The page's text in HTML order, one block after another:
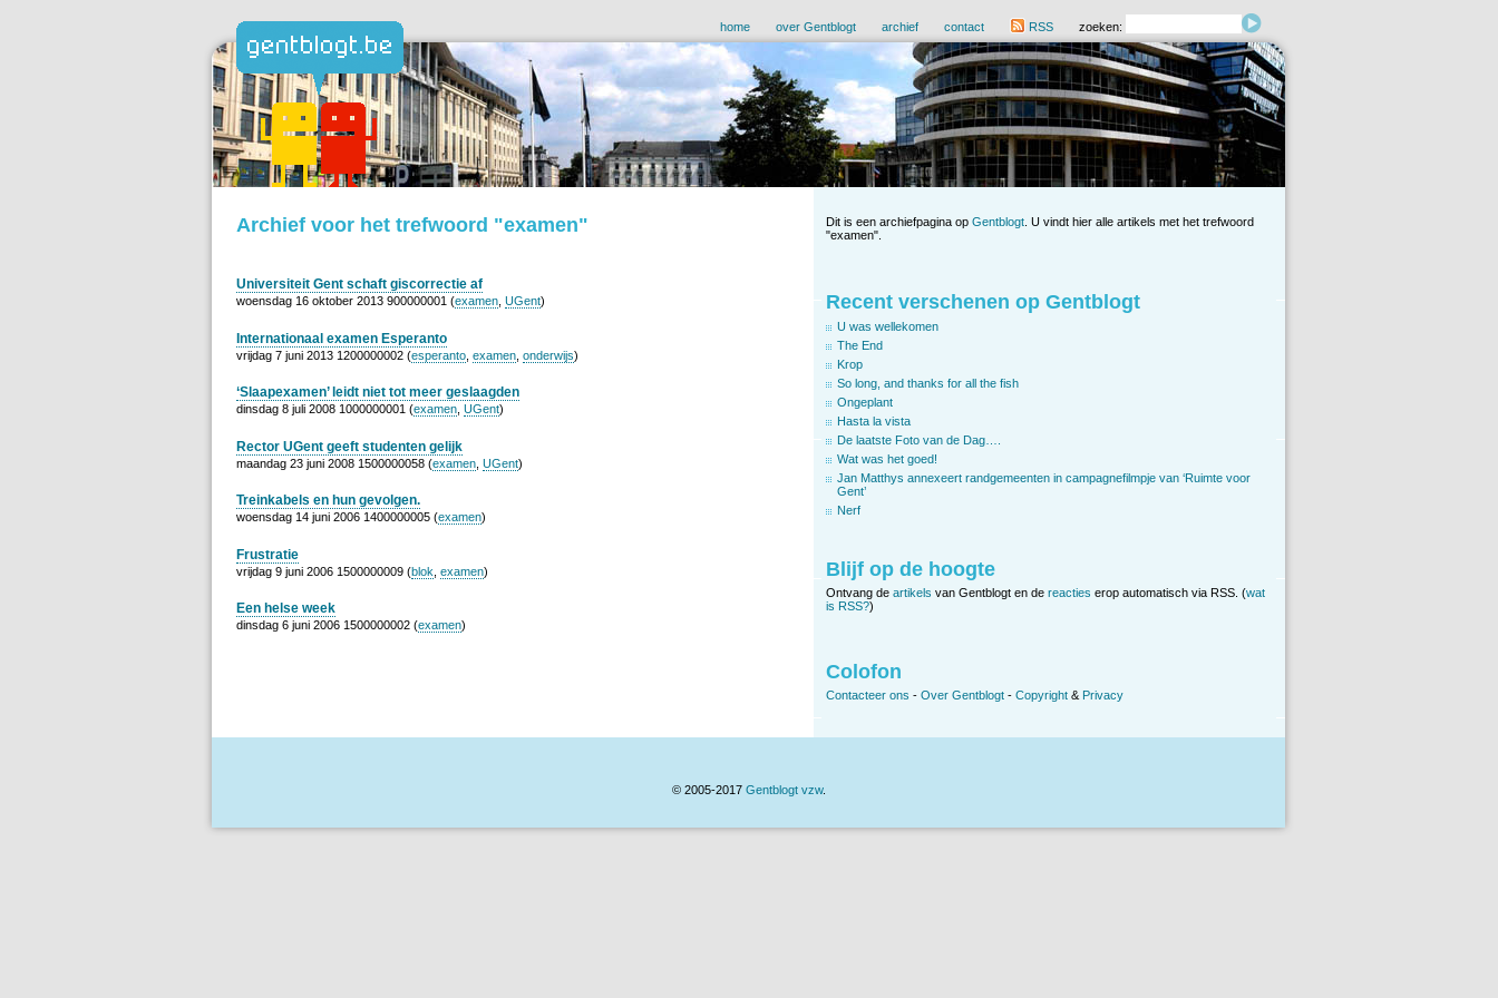
home over Gentblogt archief contact RSS zoeken:
Archief voor het trefwoord "examen"
Universiteit Gent schaft giscorrectie af
woensdag 16 oktober 2013 900000001 (examen UGent)
Internationaal examen Esperanto
vrijdag 7 juni 2013 1200000002 (esperanto examen onderwijs)
‘Slaapexamen’ leidt niet tot meer geslaagden
dinsdag 8 juli 2008 1000000001 (examen UGent)
Rector UGent geeft studenten gelijk
maandag 23 juni 2008 1500000058 (examen UGent)
Treinkabels en hun gevolgen.
woensdag 14 juni 2006 1400000005 (examen)
Frustratie
vrijdag 9 juni 2006 1500000009 (blok examen)
Een helse week
dinsdag 6 juni 2006 1500000002 (examen)
Dit is een archiefpagina op Gentblogt . U vindt hier alle artikels met het trefwoord
"examen".
Recent verschenen op Gentblogt
U was wellekomen
The End
Krop
So long, and thanks for all the fish
Ongeplant
Hasta la vista
De laatste Foto van de Dag….
Wat was het goed!
Jan Matthys annexeert randgemeenten in campagnefilmpje van ‘Ruimte voor
Gent’
Nerf
Blijf op de hoogte
Ontvang de artikels van Gentblogt en de reacties erop automatisch via RSS. (wat
is RSS?)
Colofon
Contacteer ons - Over Gentblogt - Copyright & Privacy
© 2005-2017 Gentblogt vzw.